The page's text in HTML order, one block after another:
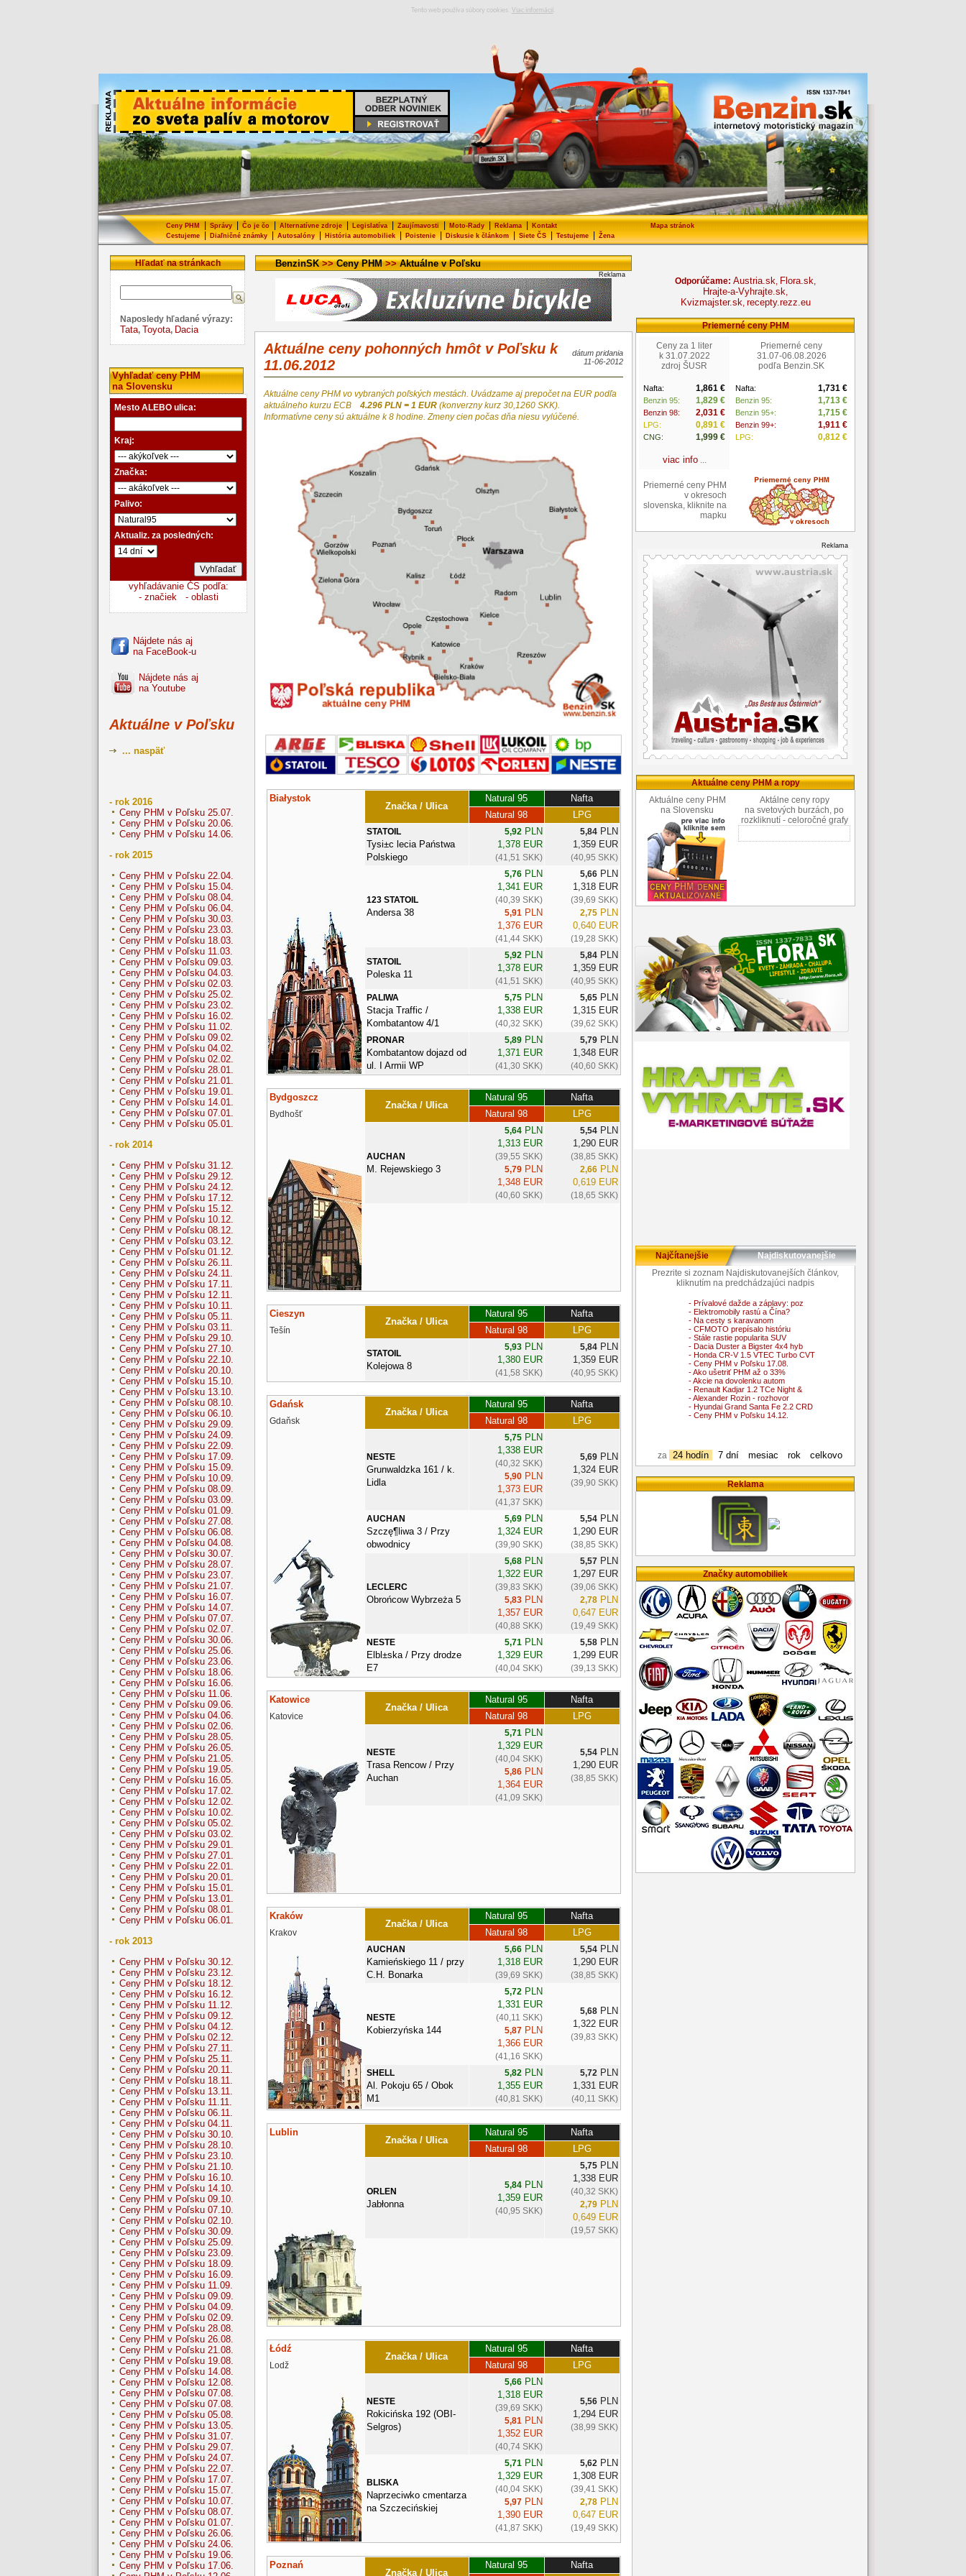
Tento web používa súbory cookies. Viac informácií
Ceny PHM Správy Čo je čo Alternatívne zdroje Legislatíva Zaujímavosti Moto-Rady Reklama Kontakt
Mapa stránok
Cestujeme| Diaľničné známky| Autosalóny| História automobiliek| Poistenie| Diskusie k článkom| Siete ČS| Testujeme| Žena
Hľadať na stránkach
Naposledy hľadané výrazy:
Tata, Toyota, Dacia
Vyhľadať ceny PHM
na Slovensku
Mesto ALEBO ulica:
Kraj:
Značka:
Palivo:
Aktualiz. za posledných:
vyhľadávanie ČS podľa:
- značiek
- oblasti
Nájdete nás aj
na FaceBook-u
Nájdete nás aj
na Youtube
Aktuálne v Poľsku
... naspäť
- rok 2016
Ceny PHM v Poľsku 25.07.
Ceny PHM v Poľsku 20.06.
Ceny PHM v Poľsku 14.06.
- rok 2015
Ceny PHM v Poľsku 22.04.
Ceny PHM v Poľsku 15.04.
Ceny PHM v Poľsku 08.04.
Ceny PHM v Poľsku 06.04.
Ceny PHM v Poľsku 30.03.
Ceny PHM v Poľsku 23.03.
Ceny PHM v Poľsku 18.03.
Ceny PHM v Poľsku 11.03.
Ceny PHM v Poľsku 09.03.
Ceny PHM v Poľsku 04.03.
Ceny PHM v Poľsku 02.03.
Ceny PHM v Poľsku 25.02.
Ceny PHM v Poľsku 23.02.
Ceny PHM v Poľsku 16.02.
Ceny PHM v Poľsku 11.02.
Ceny PHM v Poľsku 09.02.
Ceny PHM v Poľsku 04.02.
Ceny PHM v Poľsku 02.02.
Ceny PHM v Poľsku 28.01.
Ceny PHM v Poľsku 21.01.
Ceny PHM v Poľsku 19.01.
Ceny PHM v Poľsku 14.01.
Ceny PHM v Poľsku 07.01.
Ceny PHM v Poľsku 05.01.
- rok 2014
Ceny PHM v Poľsku 31.12.
Ceny PHM v Poľsku 29.12.
Ceny PHM v Poľsku 24.12.
Ceny PHM v Poľsku 17.12.
Ceny PHM v Poľsku 15.12.
Ceny PHM v Poľsku 10.12.
Ceny PHM v Poľsku 08.12.
Ceny PHM v Poľsku 03.12.
Ceny PHM v Poľsku 01.12.
Ceny PHM v Poľsku 26.11.
Ceny PHM v Poľsku 24.11.
Ceny PHM v Poľsku 17.11.
Ceny PHM v Poľsku 12.11.
Ceny PHM v Poľsku 10.11.
Ceny PHM v Poľsku 05.11.
Ceny PHM v Poľsku 03.11.
Ceny PHM v Poľsku 29.10.
Ceny PHM v Poľsku 27.10.
Ceny PHM v Poľsku 22.10.
Ceny PHM v Poľsku 20.10.
Ceny PHM v Poľsku 15.10.
Ceny PHM v Poľsku 13.10.
Ceny PHM v Poľsku 08.10.
Ceny PHM v Poľsku 06.10.
Ceny PHM v Poľsku 29.09.
Ceny PHM v Poľsku 24.09.
Ceny PHM v Poľsku 22.09.
Ceny PHM v Poľsku 17.09.
Ceny PHM v Poľsku 15.09.
Ceny PHM v Poľsku 10.09.
Ceny PHM v Poľsku 08.09.
Ceny PHM v Poľsku 03.09.
Ceny PHM v Poľsku 01.09.
Ceny PHM v Poľsku 27.08.
Ceny PHM v Poľsku 06.08.
Ceny PHM v Poľsku 04.08.
Ceny PHM v Poľsku 30.07.
Ceny PHM v Poľsku 28.07.
Ceny PHM v Poľsku 23.07.
Ceny PHM v Poľsku 21.07.
Ceny PHM v Poľsku 16.07.
Ceny PHM v Poľsku 14.07.
Ceny PHM v Poľsku 07.07.
Ceny PHM v Poľsku 02.07.
Ceny PHM v Poľsku 30.06.
Ceny PHM v Poľsku 25.06.
Ceny PHM v Poľsku 23.06.
Ceny PHM v Poľsku 18.06.
Ceny PHM v Poľsku 16.06.
Ceny PHM v Poľsku 11.06.
Ceny PHM v Poľsku 09.06.
Ceny PHM v Poľsku 04.06.
Ceny PHM v Poľsku 02.06.
Ceny PHM v Poľsku 28.05.
Ceny PHM v Poľsku 26.05.
Ceny PHM v Poľsku 21.05.
Ceny PHM v Poľsku 19.05.
Ceny PHM v Poľsku 16.05.
Ceny PHM v Poľsku 17.02.
Ceny PHM v Poľsku 12.02.
Ceny PHM v Poľsku 10.02.
Ceny PHM v Poľsku 05.02.
Ceny PHM v Poľsku 03.02.
Ceny PHM v Poľsku 29.01.
Ceny PHM v Poľsku 27.01.
Ceny PHM v Poľsku 22.01.
Ceny PHM v Poľsku 20.01.
Ceny PHM v Poľsku 15.01.
Ceny PHM v Poľsku 13.01.
Ceny PHM v Poľsku 08.01.
Ceny PHM v Poľsku 06.01.
- rok 2013
Ceny PHM v Poľsku 30.12.
Ceny PHM v Poľsku 23.12.
Ceny PHM v Poľsku 18.12.
Ceny PHM v Poľsku 16.12.
Ceny PHM v Poľsku 11.12.
Ceny PHM v Poľsku 09.12.
Ceny PHM v Poľsku 04.12.
Ceny PHM v Poľsku 02.12.
Ceny PHM v Poľsku 27.11.
Ceny PHM v Poľsku 25.11.
Ceny PHM v Poľsku 20.11.
Ceny PHM v Poľsku 18.11.
Ceny PHM v Poľsku 13.11.
Ceny PHM v Poľsku 11.11.
Ceny PHM v Poľsku 06.11.
Ceny PHM v Poľsku 04.11.
Ceny PHM v Poľsku 30.10.
Ceny PHM v Poľsku 28.10.
Ceny PHM v Poľsku 23.10.
Ceny PHM v Poľsku 21.10.
Ceny PHM v Poľsku 16.10.
Ceny PHM v Poľsku 14.10.
Ceny PHM v Poľsku 09.10.
Ceny PHM v Poľsku 07.10.
Ceny PHM v Poľsku 02.10.
Ceny PHM v Poľsku 30.09.
Ceny PHM v Poľsku 25.09.
Ceny PHM v Poľsku 23.09.
Ceny PHM v Poľsku 18.09.
Ceny PHM v Poľsku 16.09.
Ceny PHM v Poľsku 11.09.
Ceny PHM v Poľsku 09.09.
Ceny PHM v Poľsku 04.09.
Ceny PHM v Poľsku 02.09.
Ceny PHM v Poľsku 28.08.
Ceny PHM v Poľsku 26.08.
Ceny PHM v Poľsku 21.08.
Ceny PHM v Poľsku 19.08.
Ceny PHM v Poľsku 14.08.
Ceny PHM v Poľsku 12.08.
Ceny PHM v Poľsku 07.08.
Ceny PHM v Poľsku 07.08.
Ceny PHM v Poľsku 05.08.
Ceny PHM v Poľsku 13.05.
Ceny PHM v Poľsku 31.07.
Ceny PHM v Poľsku 29.07.
Ceny PHM v Poľsku 24.07.
Ceny PHM v Poľsku 22.07.
Ceny PHM v Poľsku 17.07.
Ceny PHM v Poľsku 15.07.
Ceny PHM v Poľsku 10.07.
Ceny PHM v Poľsku 08.07.
Ceny PHM v Poľsku 01.07.
Ceny PHM v Poľsku 26.06.
Ceny PHM v Poľsku 24.06.
Ceny PHM v Poľsku 19.06.
Ceny PHM v Poľsku 17.06.
BenzinSK>>Ceny PHM>>Aktuálne v Poľsku
Reklama
Aktuálne ceny pohonných hmôt v Poľsku k
11.06.2012
dátum pridania
11-06-2012
Aktuálne ceny PHM vo vybraných poľských mestách. Uvádzame aj prepočet na EUR podľa
aktuálneho kurzu ECB 4.296 PLN = 1 EUR (konverzny kurz 30,1260 SKK).
Informatívne ceny sú aktuálne k 8 hodine. Zmeny cien počas dňa niesu vylúčené.
Białystok
Značka / Ulica
Natural 95
Nafta
Natural 98
LPG
STATOIL
Tysi±c lecia Państwa
Polskiego
5,92 PLN
1,378 EUR
(41,51 SKK)
5,84PLN
1,359 EUR
(40,95 SKK)
123 STATOIL
Andersa 38
5,76PLN
1,341 EUR
(40,39 SKK)
5,91 PLN
1,376 EUR
(41,44 SKK)
5,66PLN
1,318 EUR
(39,69 SKK)
2,75PLN
0,640 EUR
(19,28 SKK)
STATOIL
Poleska 11
5,92 PLN
1,378 EUR
(41,51 SKK)
5,84PLN
1,359 EUR
(40,95 SKK)
PALIWA
Stacja Traffic /
Kombatantow 4/1
5,75PLN
1,338 EUR
(40,32 SKK)
5,65PLN
1,315 EUR
(39,62 SKK)
PRONAR
Kombatantow dojazd od
ul. I Armii WP
5,89PLN
1,371 EUR
(41,30 SKK)
5,79PLN
1,348 EUR
(40,60 SKK)
Bydgoszcz
Značka / Ulica
Natural 95 Nafta
Bydhošť Natural 98 LPG
AUCHAN
M. Rejewskiego 3
5,64PLN
1,313 EUR
(39,55 SKK)
5,79PLN
1,348 EUR
(40,60 SKK)
5,54PLN
1,290 EUR
(38,85 SKK)
2,66PLN
0,619 EUR
(18,65 SKK)
Cieszyn
Značka / Ulica
Natural 95 Nafta
Tešín Natural 98 LPG
STATOIL
Kolejowa 8
5,93PLN
1,380 EUR
(41,58 SKK)
5,84PLN
1,359 EUR
(40,95 SKK)
Gdańsk
Značka / Ulica
Natural 95 Nafta
Gdaňsk Natural 98 LPG
NESTE
Grunwaldzka 161 / k.
Lidla
5,75PLN
1,338 EUR
(40,32 SKK)
5,90PLN
1,373 EUR
(41,37 SKK)
5,69PLN
1,324 EUR
(39,90 SKK)
AUCHAN
Szczę¶liwa 3 / Przy
obwodnicy
5,69PLN
1,324 EUR
(39,90 SKK)
5,54PLN
1,290 EUR
(38,85 SKK)
LECLERC
Obrońcow Wybrzeża 5
5,68PLN
1,322 EUR
(39,83 SKK)
5,83PLN
1,357 EUR
(40,88 SKK)
5,57PLN
1,297 EUR
(39,06 SKK)
2,78PLN
0,647 EUR
(19,49 SKK)
NESTE
Elbl±ska / Przy drodze
E7
5,71 PLN
1,329 EUR
(40,04 SKK)
5,58PLN
1,299 EUR
(39,13 SKK)
Katowice
Značka / Ulica
Natural 95 Nafta
Katovice Natural 98 LPG
NESTE
Trasa Rencow / Przy
Auchan
5,71 PLN
1,329 EUR
(40,04 SKK)
5,86PLN
1,364 EUR
(41,09 SKK)
5,54PLN
1,290 EUR
(38,85 SKK)
Kraków
Značka / Ulica
Natural 95 Nafta
Krakov Natural 98 LPG
AUCHAN
Kamieńskiego 11 / przy
C.H. Bonarka
5,66PLN
1,318 EUR
(39,69 SKK)
5,54PLN
1,290 EUR
(38,85 SKK)
NESTE
Kobierzyńska 144
5,72 PLN
1,331 EUR
(40,11 SKK)
5,87PLN
1,366 EUR
(41,16 SKK)
5,68PLN
1,322 EUR
(39,83 SKK)
SHELL
Al. Pokoju 65 / Obok
M1
5,82 PLN
1,355 EUR
(40,81 SKK)
5,72 PLN
1,331 EUR
(40,11 SKK)
Lublin
Značka / Ulica
Natural 95
Nafta
Natural 98
LPG
ORLEN
Jabłonna
5,84PLN
1,359 EUR
(40,95 SKK)
5,75PLN
1,338 EUR
(40,32 SKK)
2,79PLN
0,649 EUR
(19,57 SKK)
Łódź
Značka / Ulica
Natural 95 Nafta
Lodž Natural 98 LPG
NESTE
Rokicińska 192 (OBI-
Selgros)
5,66PLN
1,318 EUR
(39,69 SKK)
5,81 PLN
1,352 EUR
(40,74 SKK)
5,56PLN
1,294 EUR
(38,99 SKK)
BLISKA
Naprzeciwko cmentarza
na Szczecińskiej
5,71 PLN
1,329 EUR
(40,04 SKK)
5,97PLN
1,390 EUR
(41,87 SKK)
5,62 PLN
1,308 EUR
(39,41 SKK)
2,78PLN
0,647 EUR
(19,49 SKK)
Poznań
Značka / Ulica
Natural 95
Nafta
Odporúčame: Austria.sk, Flora.sk,
Hrajte-a-Vyhrajte.sk,
Kvizmajster.sk, recepty.rezz.eu
Priemerné ceny PHM
Ceny za 1 liter
k 31.07.2022
zdroj ŠUSR
Nafta: 1,861 €
Benzin 95: 1,829 €
Benzin 98: 2,031 €
LPG: 0,891 €
CNG: 1,999 €
viac info...
Priemerné ceny
31.07-06.08.2026
podľa Benzin.SK
Nafta: 1,731 €
Benzin 95: 1,713 €
Benzin 95+: 1,715 €
Benzin 99+: 1,911 €
LPG: 0,812 €
Priemerné ceny PHM
v okresoch
slovenska, kliknite na
mapku
Reklama
Aktuálne ceny PHM a ropy
Aktuálne ceny PHM
na Slovensku
Aktálne ceny ropy
na svetových burzách, po
rozkliknutí - celoročné grafy
Najčítanejšie
Najdiskutovanejšie
Prezrite si zoznam Najdiskutovanejších článkov,
kliknutím na predchádzajúci nadpis
- Prívalové dažde a záplavy: poz
- Elektromobily rastú a Čína?
- Na cesty s karavanom
- CFMOTO prepísalo históriu
- Stále rastie popularita SUV
- Dacia Duster a Bigster 4x4 hyb
- Honda CR-V 1.5 VTEC Turbo CVT
- Ceny PHM v Poľsku 17.08.
- Ako ušetriť PHM až o 33%
- Akcie na dovolenku autom
- Renault Kadjar 1.2 TCe Night &
- Alexander Rozin - rozhovor
- Hyundai Grand Santa Fe 2.2 CRD
- Ceny PHM v Poľsku 14.12.
za 24 hodín 7 dní mesiac rok celkovo
Reklama
Značky automobiliek